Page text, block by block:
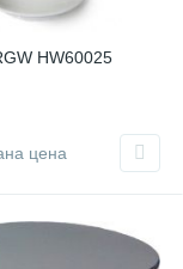
HW60025
цена